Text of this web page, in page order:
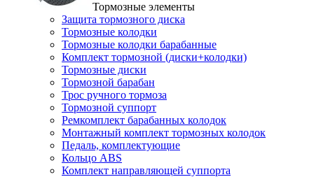
Тормозные элементы
Защита тормозного диска
Тормозные колодки
Тормозные колодки барабанные
Комплект тормозной (диски+колодки)
Тормозные диски
Тормозной барабан
Трос ручного тормоза
Тормозной суппорт
Ремкомплект барабанных колодок
Монтажный комплект тормозных колодок
Педаль, комплектующие
Кольцо ABS
Комплект направляющей суппорта